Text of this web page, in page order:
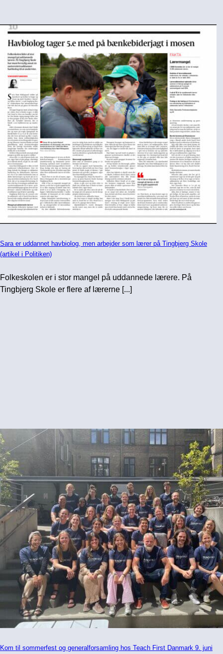
Sara er uddannet havbiolog, men arbejder som lærer på Tingbjerg Skole
(artikel i Politiken)
Folkeskolen er i stor mangel på uddannede lærere. På
Tingbjerg Skole er flere af lærerne [...]
Kom til sommerfest og generalforsamling hos Teach First Danmark 9. juni